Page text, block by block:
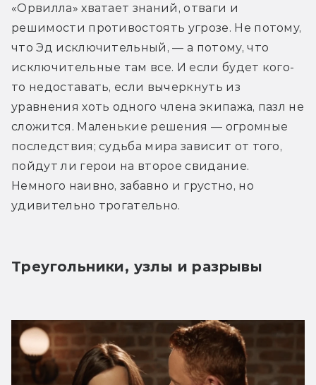
«Орвилла» хватает знаний, отваги и
решимости противостоять угрозе. Не потому,
что Эд исключительный, — а потому, что
исключительные там все. И если будет кого-
то недоставать, если вычеркнуть из
уравнения хоть одного члена экипажа, пазл не
сложится. Маленькие решения — огромные
последствия; судьба мира зависит от того,
пойдут ли герои на второе свидание.
Немного наивно, забавно и грустно, но
удивительно трогательно.
Треугольники, узлы и разрывы